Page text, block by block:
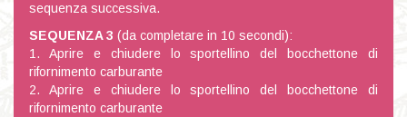
sequenza successiva.
SEQUENZA 3 (da completare in 10 secondi):
1. Aprire e chiudere lo sportellino del bocchettone di
rifornimento carburante
2. Aprire e chiudere lo sportellino del bocchettone di
rifornimento carburante